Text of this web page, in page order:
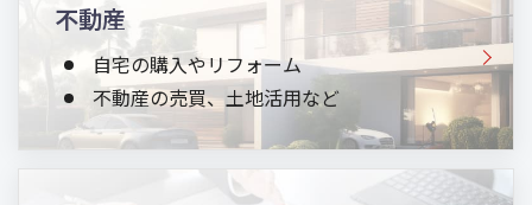
不動産
自宅の購入やリフォーム
不動産の売買、土地活用など